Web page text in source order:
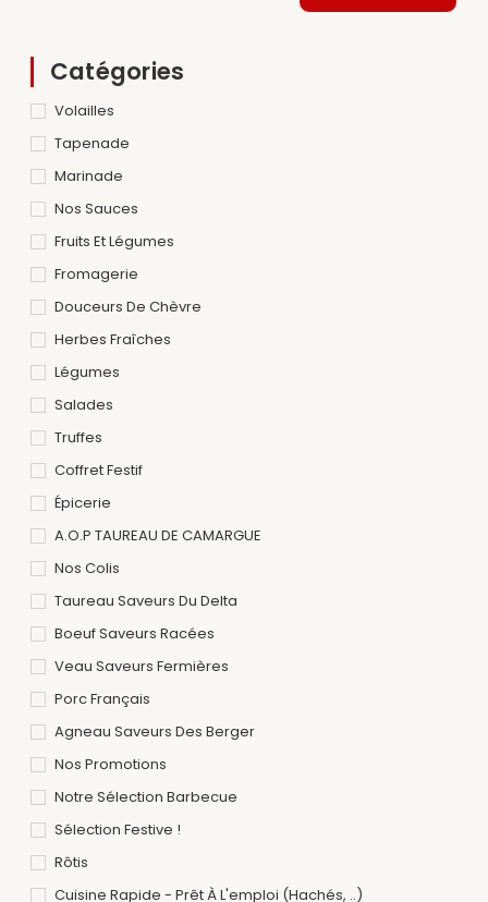
Catégories
Volailles
Tapenade
Marinade
Nos Sauces
Fruits Et Légumes
Fromagerie
Douceurs De Chèvre
Herbes Fraîches
Légumes
Salades
Truffes
Coffret Festif
Épicerie
A.O.P TAUREAU DE CAMARGUE
Nos Colis
Taureau Saveurs Du Delta
Boeuf Saveurs Racées
Veau Saveurs Fermières
Porc Français
Agneau Saveurs Des Berger
Nos Promotions
Notre Sélection Barbecue
Sélection Festive !
Rôtis
Cuisine Rapide - Prêt À L'emploi (hachés, ..)